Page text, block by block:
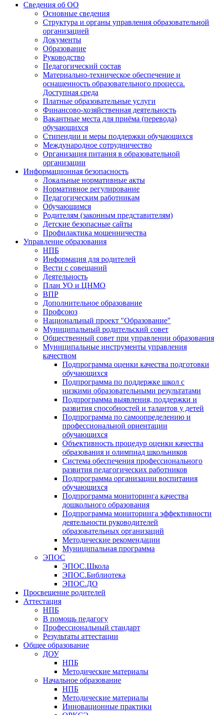
Сведения об ОО
Основные сведения
Структура и органы управления образовательной
организацией
Документы
Образование
Руководство
Педагогический состав
Материально-техническое обеспечение и
оснащенность образовательного процесса.
Доступная среда
Платные образовательные услуги
Финансово-хозяйственная деятельность
Вакантные места для приёма (перевода)
обучающихся
Стипендии и меры поддержки обучающихся
Международное сотрудничество
Организация питания в образовательной
организации
Информационная безопасность
Локальные нормативные акты
Нормативное регулирование
Педагогическим работникам
Обучающимся
Родителям (законным представителям)
Детские безопасные сайты
Профилактика мошенничества
Управление образования
НПБ
Информация для родителей
Вести с совещаний
Деятельность
План УО и ЦНМО
ВПР
Дополнительное образование
Профсоюз
Национальный проект "Образование"
Муниципальный родительский совет
Общественный совет при управлении образования
Муниципальные инструменты управления
качеством
Подпрограмма оценки качества подготовки
обучающихся
Подпрограмма по поддержке школ с
низкими образовательными результатами
Подпрограмма выявления, поддержки и
развития способностей и талантов у детей
Подпрограмма по самоопределению и
профессиональной ориентации
обучающихся
Объективность процедур оценки качества
образования и олимпиад школьников
Система обеспечения профессионального
развития педагогических работников
Подпрограмма организации воспитания
обучающихся
Подпрограмма мониторинга качества
дошкольного образования
Подпрограмма мониторинга эффективности
деятельности руководителей
образовательных организаций
Методические рекомендации
Муниципальная программа
ЭПОС
ЭПОС.Школа
ЭПОС.Библиотека
ЭПОС.ДО
Просвещение родителей
Аттестация
НПБ
В помощь педагогу
Профессиональный стандарт
Результаты аттестации
Общее образование
ДОУ
НПБ
Методические материалы
Начальное образование
НПБ
Методические материалы
Инновационные практики